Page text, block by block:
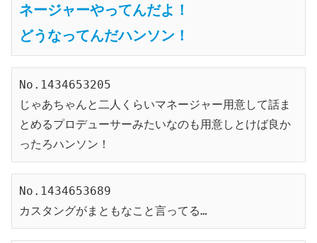
ネージャーやってんだよ！
どうなってんだハンソン！
No.1434653205
じゃあちゃんと二人くらいマネージャー用意して話ま
とめるプロデューサーみたいなのも用意しとけば良か
ったろハンソン！
No.1434653689
カスタングがまともなこと言ってる…